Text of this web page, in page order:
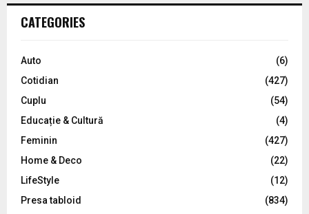
h
o
:
C
CATEGORIES
Auto
(6)
Cotidian
(427)
Cuplu
(54)
Educație & Cultură
(4)
Feminin
(427)
Home & Deco
(22)
LifeStyle
(12)
Presa tabloid
(834)